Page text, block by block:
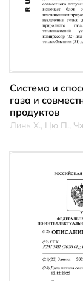
Система и
газа и
продуктов
Линь Х., Цю П.,